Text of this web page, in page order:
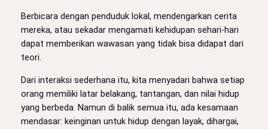
Berbicara dengan penduduk lokal, mendengarkan cerita
mereka, atau sekadar mengamati kehidupan sehari-hari
dapat memberikan wawasan yang tidak bisa didapat dari
teori.
Dari interaksi sederhana itu, kita menyadari bahwa setiap
orang memiliki latar belakang, tantangan, dan nilai hidup
yang berbeda. Namun di balik semua itu, ada kesamaan
mendasar: keinginan untuk hidup dengan layak, dihargai,